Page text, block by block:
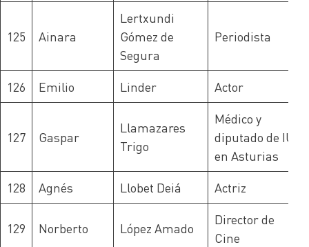
125 Ainara
Lertxundi
Gómez de
Segura
Periodista
126 Emilio Linder Actor
127 Gaspar
Llamazares
Trigo
Médico y
diputado de IU
en Asturias
128
Agnés Llobet Deiá Actriz
129 Norberto López Amado
Director de
Cine